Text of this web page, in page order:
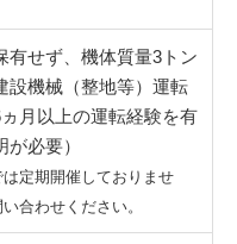
有せず、機体質量3トン
設機械（整地等）運転
月以上の運転経験を有
必要）
定期開催しておりませ
合わせください。